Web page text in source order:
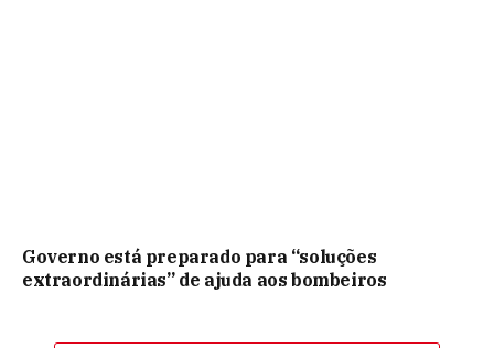
Governo está preparado para “soluções
extraordinárias” de ajuda aos bombeiros